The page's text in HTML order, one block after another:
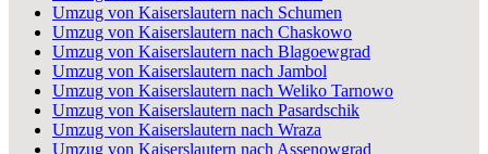
Umzug von Kaiserslautern nach Schumen
Umzug von Kaiserslautern nach Chaskowo
Umzug von Kaiserslautern nach Blagoewgrad
Umzug von Kaiserslautern nach Jambol
Umzug von Kaiserslautern nach Weliko Tarnowo
Umzug von Kaiserslautern nach Pasardschik
Umzug von Kaiserslautern nach Wraza
Umzug von Kaiserslautern nach Assenowgrad